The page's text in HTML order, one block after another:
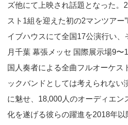
ズ他にて上映され話題となった。
スト1組を迎えた初の2マンツアー
イブハウスにて全国17公演行い、
月千葉 幕張メッセ 国際展示場9
国人奏者による全曲フルオーケス
ックバンドとしては考えられない
に魅せ、18,000人のオーディエン
化を遂げる彼らの躍進を2018年